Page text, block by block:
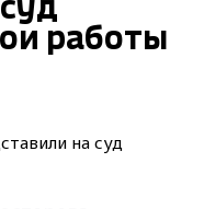
работы